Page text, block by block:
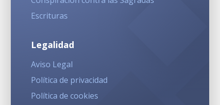
Escrituras
Legalidad
Aviso Legal
Política de privacidad
Política de cookies